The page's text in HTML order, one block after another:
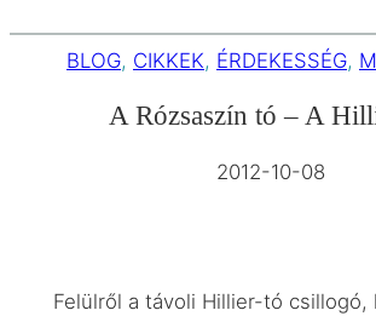
BLOG, CIKKEK, ÉRDEKESSÉG,
A Rózsaszín tó – A
2012-10-08
Felülről a távoli Hillier-tó csillogó,